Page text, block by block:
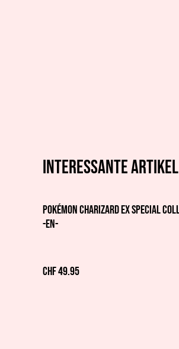
Interessante artikel
Pokémon Charizard EX Special
-EN-
CHF 49.95